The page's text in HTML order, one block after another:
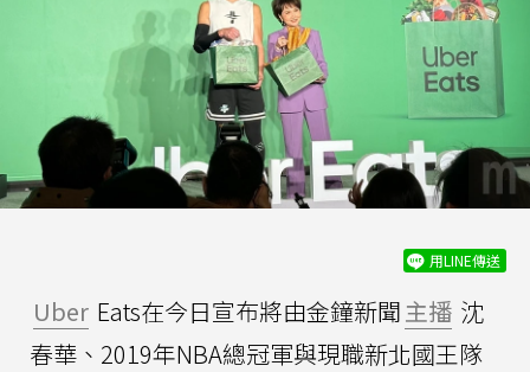
用LINE傳送
Uber Eats在今日宣布將由金鐘新聞 主播 沈
春華、2019年NBA總冠軍與現職新北國王隊